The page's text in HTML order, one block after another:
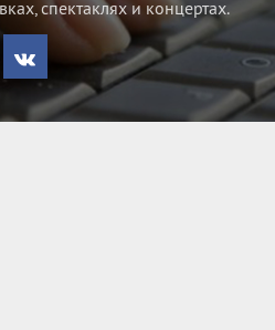
спектаклях и концертах.